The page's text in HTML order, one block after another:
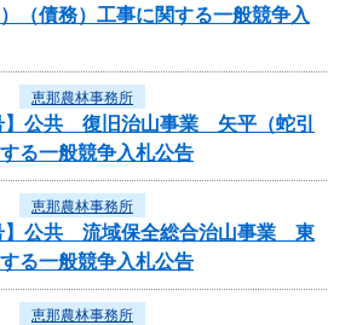
（債務）工事に関する一般競争入
恵那農林事務所
】公共 復旧治山事業 矢平（蛇引
る一般競争入札公告
恵那農林事務所
】公共 流域保全総合治山事業 東
る一般競争入札公告
恵那農林事務所